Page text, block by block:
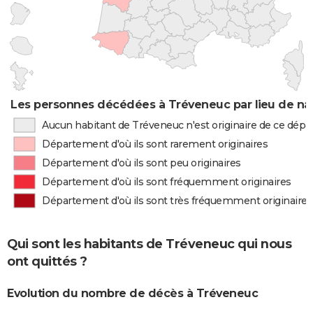
Les personnes décédées à Tréveneuc par lieu de
Aucun habitant de Tréveneuc n'est originaire de ce
Département d'où ils sont rarement originaires
Département d'où ils sont peu originaires
Département d'où ils sont fréquemment originaires
Département d'où ils sont très fréquemment originaires
Qui sont les habitants de Tréveneuc qui nous
ont quittés ?
Evolution du nombre de décès à Tréveneuc